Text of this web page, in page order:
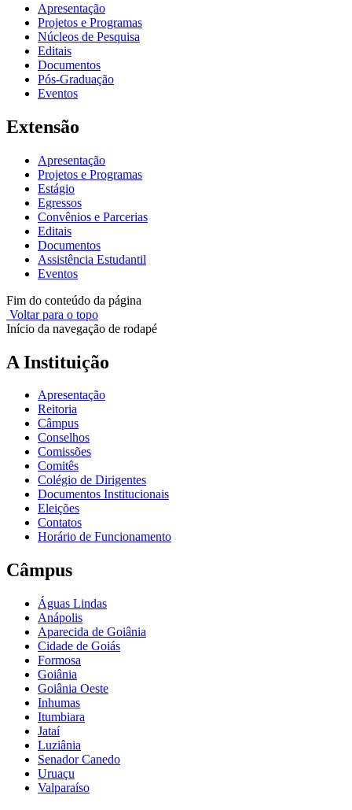
Apresentação
Projetos e Programas
Núcleos de Pesquisa
Editais
Documentos
Pós-Graduação
Eventos
Extensão
Apresentação
Projetos e Programas
Estágio
Egressos
Convênios e Parcerias
Editais
Documentos
Assistência Estudantil
Eventos
Fim do conteúdo da página
Voltar para o topo
Início da navegação de rodapé
A Instituição
Apresentação
Reitoria
Câmpus
Conselhos
Comissões
Comitês
Colégio de Dirigentes
Documentos Institucionais
Eleições
Contatos
Horário de Funcionamento
Câmpus
Águas Lindas
Anápolis
Aparecida de Goiânia
Cidade de Goiás
Formosa
Goiânia
Goiânia Oeste
Inhumas
Itumbiara
Jataí
Luziânia
Senador Canedo
Uruaçu
Valparaíso